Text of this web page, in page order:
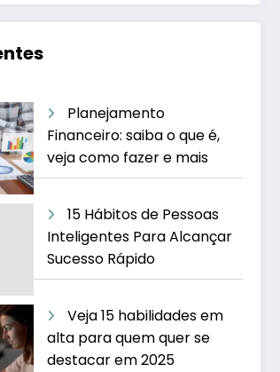
Planejamento
Financeiro: saiba o que é,
veja como fazer e mais
15 Hábitos de Pessoas
Inteligentes Para Alcançar
Sucesso Rápido
Veja 15 habilidades em
alta para quem quer se
destacar em 2025